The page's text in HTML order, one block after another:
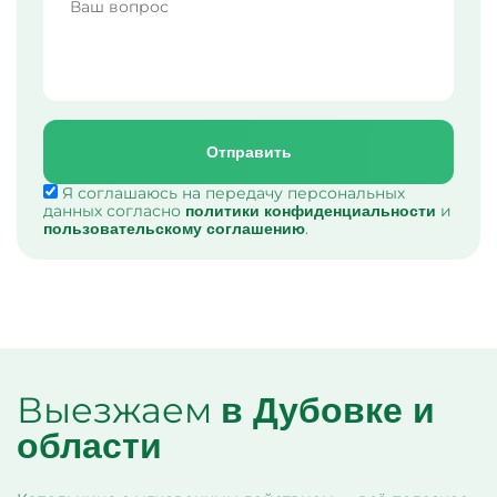
Отправить
Я соглашаюсь на передачу персональных
данных согласно политики конфиденциальности и
пользовательскому соглашению.
Выезжаем в Дубовке и
области